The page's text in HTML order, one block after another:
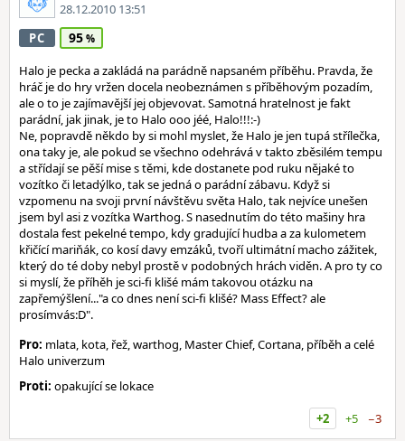
28.12.2010 13:51
PC 95
Halo je pecka a zakládá na parádně napsaném příběhu. Pravda, že
hráč je do hry vržen docela neobeznámen s příběhovým pozadím,
ale o to je zajímavější jej objevovat. Samotná hratelnost je fakt
parádní, jak jinak, je to Halo ooo jéé, Halo!!!:-)
Ne, popravdě někdo by si mohl myslet, že Halo je jen tupá střílečka,
ona taky je, ale pokud se všechno odehrává v takto zběsilém tempu
a střídají se pěší mise s těmi, kde dostanete pod ruku nějaké to
vozítko či letadýlko, tak se jedná o parádní zábavu. Když si
vzpomenu na svoji první návštěvu světa Halo, tak nejvíce unešen
jsem byl asi z vozítka Warthog. S nasednutím do této mašiny hra
dostala fest pekelné tempo, kdy gradující hudba a za kulometem
křičící mariňák, co kosí davy emzáků, tvoří ultimátní macho zážitek,
který do té doby nebyl prostě v podobných hrách viděn. A pro ty co
si myslí, že příhěh je sci-fi klišé mám takovou otázku na
zapřemýšlení..."a co dnes není sci-fi klišé? Mass Effect? ale
prosímvás:D".
Pro: mlata, kota, řež, warthog, Master Chief, Cortana, příběh a celé
Halo univerzum
Proti: opakující se lokace
+2
+5 −3